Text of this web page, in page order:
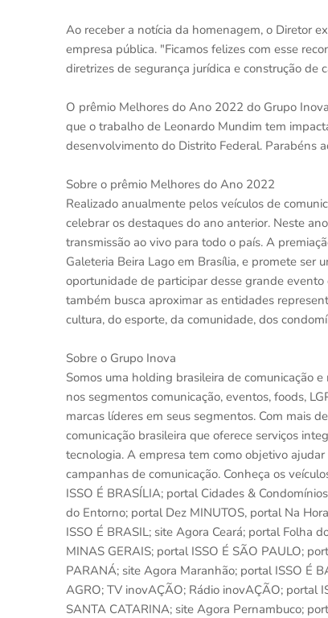
Ao receber a notícia da homenagem, o Diretor
empresa pública. "Ficamos felizes com esse
diretrizes de segurança jurídica e construção de
O prêmio Melhores do Ano 2022 do Grupo
que o trabalho de Leonardo Mundim tem
desenvolvimento do Distrito Federal. Parabéns
Sobre o prêmio Melhores do Ano 2022
Realizado anualmente pelos veículos de
celebrar os destaques do ano anterior. Neste
transmissão ao vivo para todo o país. A
Galeteria Beira Lago em Brasília, e promete ser
oportunidade de participar desse grande
também busca aproximar as entidades
cultura, do esporte, da comunidade, dos
Sobre o Grupo Inova
Somos uma holding brasileira de comunicação
nos segmentos comunicação, eventos, foods,
marcas líderes em seus segmentos. Com mais
comunicação brasileira que oferece serviços
tecnologia. A empresa tem como objetivo
campanhas de comunicação. Conheça os
ISSO É BRASÍLIA; portal Cidades &
do Entorno; portal Dez MINUTOS, portal Na
ISSO É BRASIL; site Agora Ceará; portal Folha
MINAS GERAIS; portal ISSO É SÃO PAULO;
PARANÁ; site Agora Maranhão; portal ISSO É
AGRO; TV inovAÇÃO; Rádio inovAÇÃO; portal
SANTA CATARINA; site Agora Pernambuco;